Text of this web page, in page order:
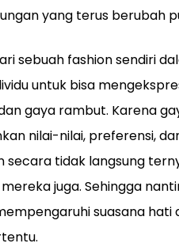
yang terus berubah
sebuah fashion sendiri
untuk bisa
gaya rambut. Karena
nilai-nilai, preferensi,
secara tidak langsung
juga. Sehingga
suasana